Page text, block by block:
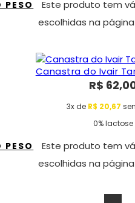
PESO
Este produto tem
escolhidas na
Canastra do Ivair
R$
3x de R$ 20,67
0% lactose
PESO
Este produto tem
escolhidas na